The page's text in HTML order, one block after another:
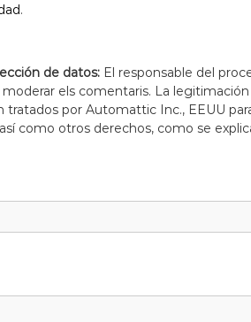
.
de datos: El responsable del
moderar els comentaris. La
tratados por Automattic Inc., EEUU
como otros derechos, como se